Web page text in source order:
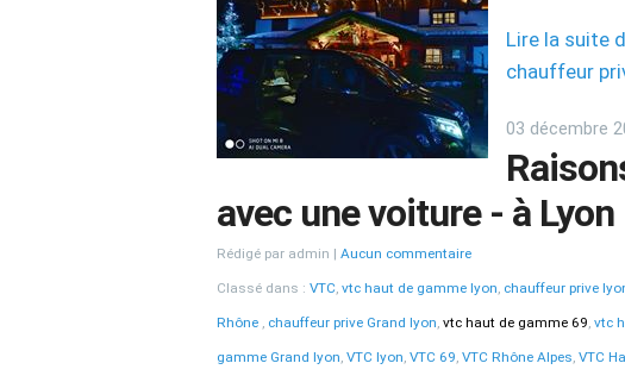
Lire la suite
chauffeur
03 décembre
avec une voiture - à Lyon
Rédigé par admin Aucun commentaire
Classé dans : VTC, vtc haut de gamme lyon, chauffeur prive
Rhône , chauffeur prive Grand lyon, vtc haut de gamme 69, vtc
gamme Grand lyon, VTC lyon, VTC 69, VTC Rhône Alpes, VTC